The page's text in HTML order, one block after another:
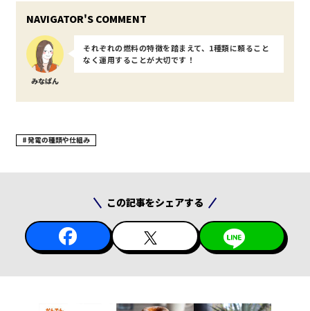
みなぱん
それぞれの燃料の特徴を踏まえて、1種類に頼ること
なく運用することが大切です！
発電の種類や仕組み
この記事をシェアする